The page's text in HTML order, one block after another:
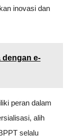
inovasi dan
dengan e-
peran dalam
alih
selalu